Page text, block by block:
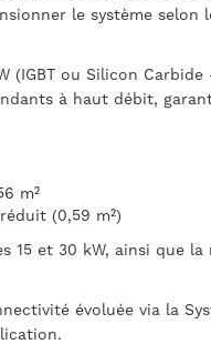
le système selon
ou Silicon
à haut débit,
m²
(0,59 m²)
et 30 kW, ainsi que la
évoluée via la